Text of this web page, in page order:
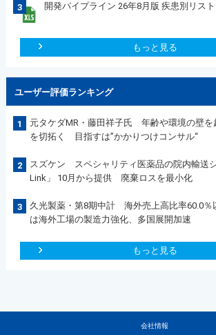
3 開発パイプライン 26年8月版 疾患別リスト
もっと見る
ユーザー評価ランキング
1
元タケダMR・藤田祥子氏 年齢や環境の壁を
を切拓く 目指すは”かかりつけコンサル“
2
スズケン スペシャリティ医薬品の院内輸送
Link」 10月から提供 廃棄ロスを最小化
3
久光製薬・第8期中計 海外売上高比率60.0
は海外工場の製造力強化、多国展開加速
もっと見る
会社情報